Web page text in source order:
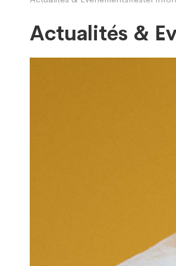
Actualités &